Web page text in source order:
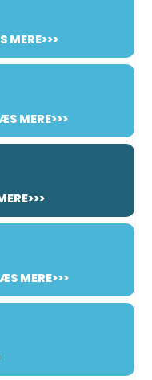
MERE>>>
MERE>>>
MERE>>>